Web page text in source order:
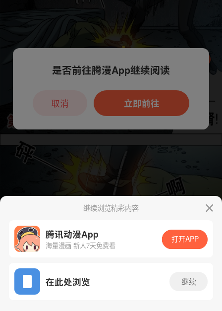
App免费看
下一话
继续浏览精彩内容
腾讯动漫App
海量漫画 新人7天免费看
打开APP
在此处浏览 继续
本章节仅支持App阅读，可打开App新用
户7天免费看
是否前往腾漫App继续阅读
立即前往
取消